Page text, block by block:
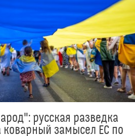
русская разведка
коварный замысел ЕС по